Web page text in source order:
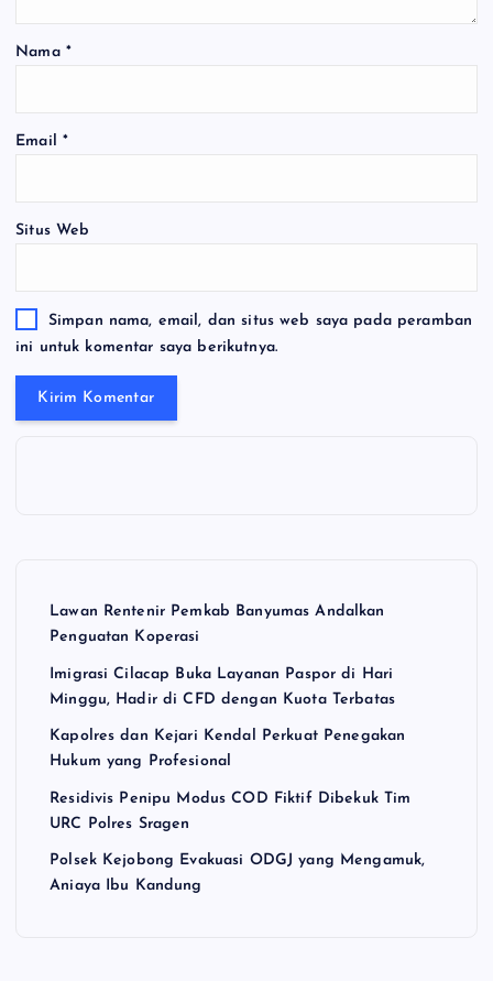
Nama *
Email *
Situs Web
Simpan nama, email, dan situs web saya pada peramban
ini untuk komentar saya berikutnya.
Lawan Rentenir Pemkab Banyumas Andalkan
Penguatan Koperasi
Imigrasi Cilacap Buka Layanan Paspor di Hari
Minggu, Hadir di CFD dengan Kuota Terbatas
Kapolres dan Kejari Kendal Perkuat Penegakan
Hukum yang Profesional
Residivis Penipu Modus COD Fiktif Dibekuk Tim
URC Polres Sragen
Polsek Kejobong Evakuasi ODGJ yang Mengamuk,
Aniaya Ibu Kandung